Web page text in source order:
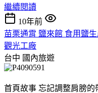
繼續閱讀
10年前
苗栗通霄 鹽來館 食用鹽
觀光工廠
台中 國內旅遊
首頁故事 忘記調整肩膀的